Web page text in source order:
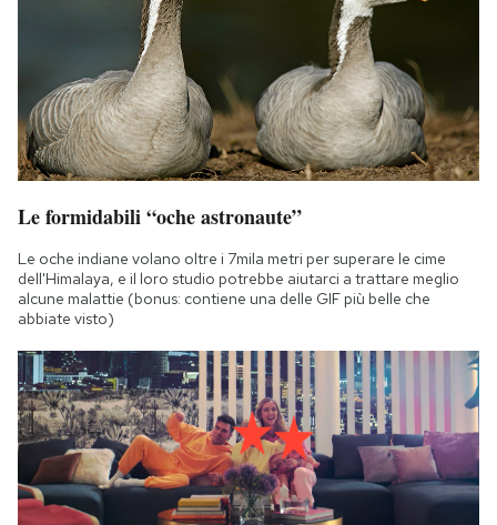
Le formidabili “oche astronaute”
Le oche indiane volano oltre i 7mila metri per superare le cime
dell'Himalaya, e il loro studio potrebbe aiutarci a trattare meglio
alcune malattie (bonus: contiene una delle GIF più belle che
abbiate visto)